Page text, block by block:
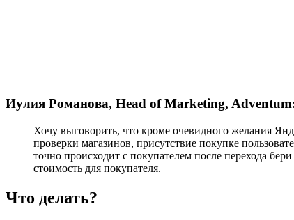
Иулия Романова, Head of Marketing, Adventum
Хочу выговорить, что кроме очевидного желания
проверки магазинов, присутствие покупке
точно происходит с покупателем после перехода
стоимость для покупателя.
Что делать?